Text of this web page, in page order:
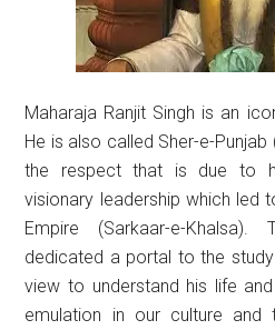
Maharaja Ranjit Singh is an
He is also called Sher-e-
the respect that is due to
visionary leadership which led
Empire (Sarkaar-e-
dedicated a portal to the
view to understand his life
emulation in our culture and